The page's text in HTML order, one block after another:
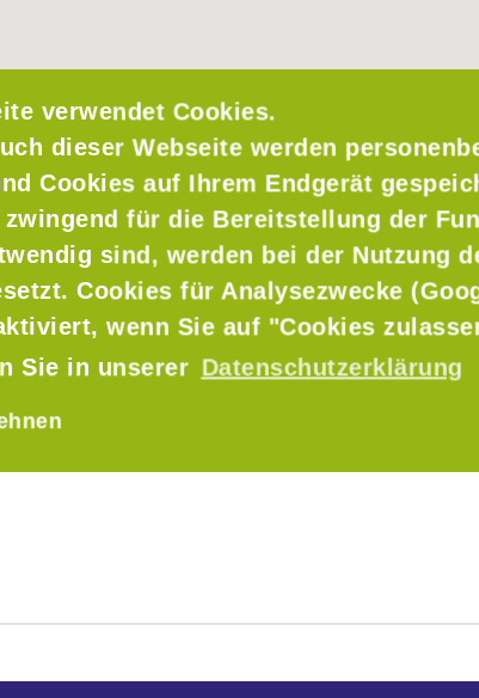
verwendet Cookies.
dieser Webseite werden
Cookies auf Ihrem Endgerät
für die Bereitstellung der
sind, werden bei der Nutzung
Cookies für Analysezwecke
wenn Sie auf "Cookies
Sie in unserer Datenschutzerklärung